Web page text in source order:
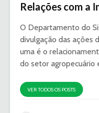
Relações com a
O Departamento do
divulgação das ações
uma é o
do setor agropecuário
VER TODOS OS POSTS